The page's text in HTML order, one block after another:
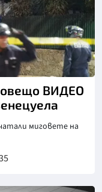
ВИДЕО
миговете на